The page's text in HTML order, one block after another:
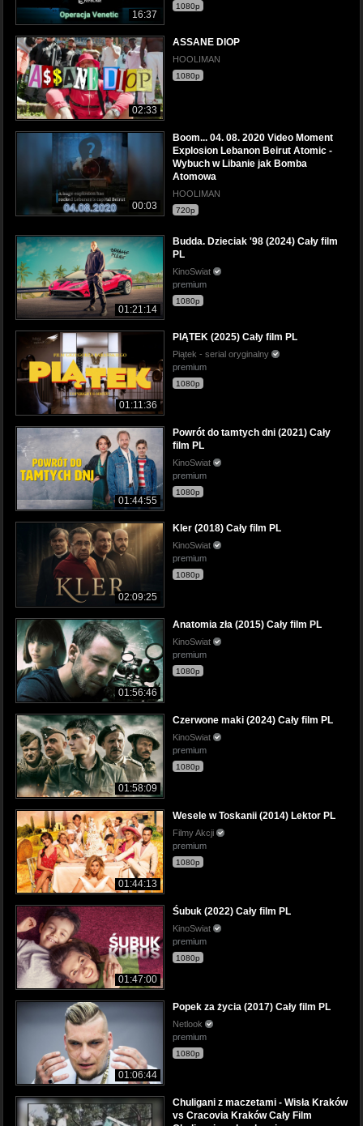
16:37
1080p
02:33
ASSANE DIOP
HOOLIMAN
1080p
00:03
Boom... 04. 08. 2020 Video Moment
Explosion Lebanon Beirut Atomic -
Wybuch w Libanie jak Bomba
Atomowa
HOOLIMAN
720p
01:21:14
Budda. Dzieciak '98 (2024) Cały film
PL
KinoSwiat
premium
1080p
01:11:36
PIĄTEK (2025) Cały film PL
Piątek - serial oryginalny
premium
1080p
01:44:55
Powrót do tamtych dni (2021) Cały
film PL
KinoSwiat
premium
1080p
02:09:25
Kler (2018) Cały film PL
KinoSwiat
premium
1080p
01:56:46
Anatomia zła (2015) Cały film PL
KinoSwiat
premium
1080p
01:58:09
Czerwone maki (2024) Cały film PL
KinoSwiat
premium
1080p
01:44:13
Wesele w Toskanii (2014) Lektor PL
Filmy Akcji
premium
1080p
01:47:00
Śubuk (2022) Cały film PL
KinoSwiat
premium
1080p
01:06:44
Popek za życia (2017) Cały film PL
Netlook
premium
1080p
Chuligani z maczetami - Wisła Kraków
vs Cracovia Kraków Cały Film